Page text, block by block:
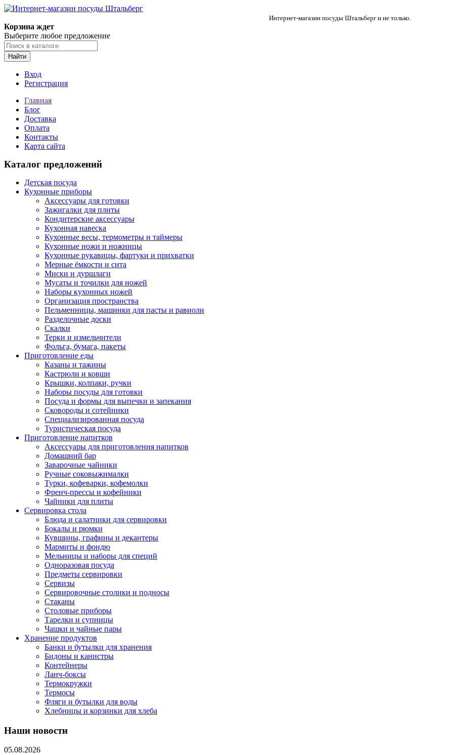
Интернет-магазин посуды Штальберг и не только.
Корзина ждет
Выберите любое предложение
Найти
Вход
Регистрация
Главная
Блог
Доставка
Оплата
Контакты
Карта сайта
Каталог предложений
Детская посуда
Кухонные приборы
Аксессуары для готовки
Зажигалки для плиты
Кондитерские аксессуары
Кухонная навеска
Кухонные весы, термометры и таймеры
Кухонные ножи и ножницы
Кухонные рукавицы, фартуки и прихватки
Мерные ёмкости и сита
Миски и дуршлаги
Мусаты и точилки для ножей
Наборы кухонных ножей
Организация пространства
Пельменницы, машинки для пасты и равиоли
Разделочные доски
Скалки
Терки и измельчители
Фольга, бумага, пакеты
Приготовление еды
Казаны и тажины
Кастрюли и ковши
Крышки, колпаки, ручки
Наборы посуды для готовки
Посуда и формы для выпечки и запекания
Сковороды и сотейники
Специализированная посуда
Туристическая посуда
Приготовление напитков
Аксессуары для приготовления напитков
Домашний бар
Заварочные чайники
Ручные соковыжималки
Турки, кофеварки, кофемолки
Френч-прессы и кофейники
Чайники для плиты
Сервировка стола
Блюда и салатники для сервировки
Бокалы и рюмки
Кувшины, графины и декантеры
Мармиты и фондю
Мельницы и наборы для специй
Одноразовая посуда
Предметы сервировки
Сервизы
Сервировочные столики и подносы
Стаканы
Столовые приборы
Тарелки и супницы
Чашки и чайные пары
Хранение продуктов
Банки и бутылки для хранения
Бидоны и канистры
Контейнеры
Ланч-боксы
Термокружки
Термосы
Фляги и бутылки для воды
Хлебницы и корзинки для хлеба
Наши новости
05.08.2026